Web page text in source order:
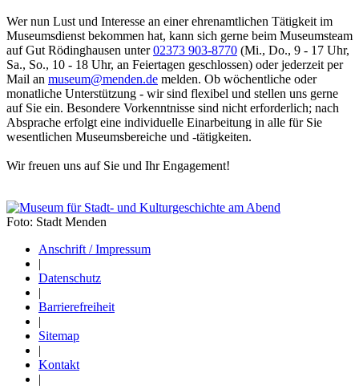
Wer nun Lust und Interesse an einer ehrenamtlichen Tätigkeit im
Museumsdienst bekommen hat, kann sich gerne beim Museumsteam
auf Gut Rödinghausen unter02373 903-8770 (Mi., Do., 9 - 17 Uhr,
Sa., So., 10 - 18 Uhr, an Feiertagen geschlossen) oder jederzeit per
Mail an museum@menden.de melden. Ob wöchentliche oder
monatliche Unterstützung - wir sind flexibel und stellen uns gerne
auf Sie ein. Besondere Vorkenntnisse sind nicht erforderlich; nach
Absprache erfolgt eine individuelle Einarbeitung in alle für Sie
wesentlichen Museumsbereiche und -tätigkeiten.
Wir freuen uns auf Sie und Ihr Engagement!
Foto: Stadt Menden
Anschrift / Impressum
|
Datenschutz
|
Barrierefreiheit
|
Sitemap
|
Kontakt
|